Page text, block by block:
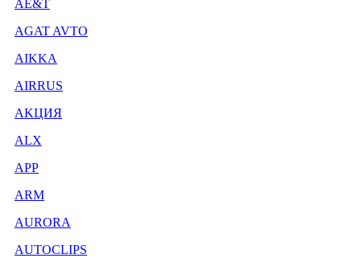
AE&T
AGAT AVTO
AIKKA
AIRRUS
AKЦИЯ
ALX
APP
ARM
AURORA
AUTOCLIPS